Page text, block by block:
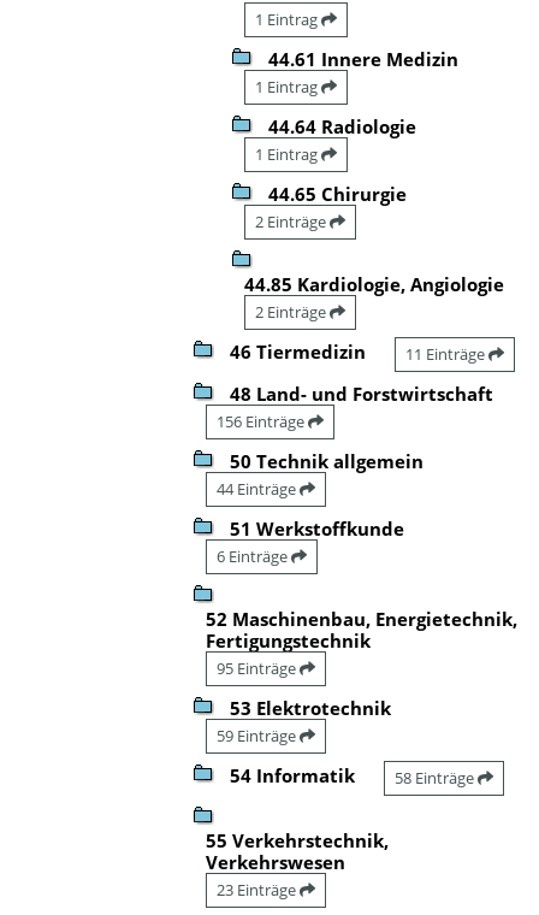
1 Eintrag
44.61 Innere Medizin
1 Eintrag
44.64 Radiologie
1 Eintrag
44.65 Chirurgie
2 Einträge
44.85 Kardiologie, Angiologie
2 Einträge
46 Tiermedizin 11 Einträge
48 Land- und Forstwirtschaft
156 Einträge
50 Technik allgemein
44 Einträge
51 Werkstoffkunde
6 Einträge
52 Maschinenbau, Energietechnik,
Fertigungstechnik
95 Einträge
53 Elektrotechnik
59 Einträge
54 Informatik 58 Einträge
55 Verkehrstechnik,
Verkehrswesen
23 Einträge